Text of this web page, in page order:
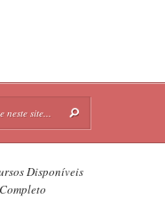
Disponíveis